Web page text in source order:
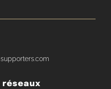
réseaux